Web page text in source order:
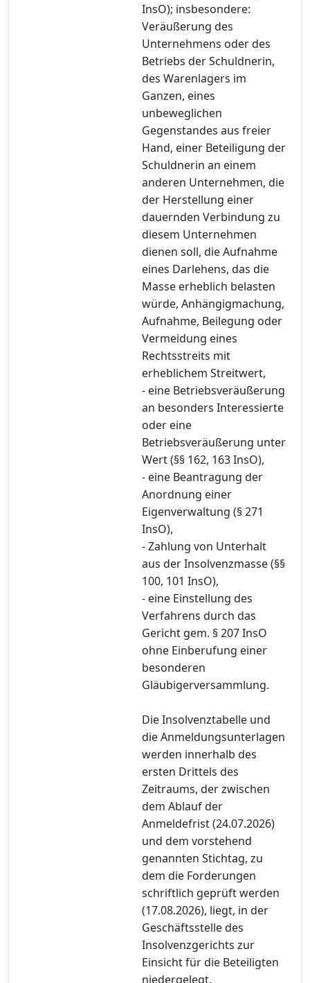
InsO); insbesondere:
Veräußerung des
Unternehmens oder des
Betriebs der Schuldnerin,
des Warenlagers im
Ganzen, eines
unbeweglichen
Gegenstandes aus freier
Hand, einer Beteiligung der
Schuldnerin an einem
anderen Unternehmen, die
der Herstellung einer
dauernden Verbindung zu
diesem Unternehmen
dienen soll, die Aufnahme
eines Darlehens, das die
Masse erheblich belasten
würde, Anhängigmachung,
Aufnahme, Beilegung oder
Vermeidung eines
Rechtsstreits mit
erheblichem Streitwert,
- eine Betriebsveräußerung
an besonders Interessierte
oder eine
Betriebsveräußerung unter
Wert (§§ 162, 163 InsO),
- eine Beantragung der
Anordnung einer
Eigenverwaltung (§ 271
InsO),
- Zahlung von Unterhalt
aus der Insolvenzmasse (§§
100, 101 InsO),
- eine Einstellung des
Verfahrens durch das
Gericht gem. § 207 InsO
ohne Einberufung einer
besonderen
Gläubigerversammlung.
Die Insolvenztabelle und
die Anmeldungsunterlagen
werden innerhalb des
ersten Drittels des
Zeitraums, der zwischen
dem Ablauf der
Anmeldefrist (24.07.2026)
und dem vorstehend
genannten Stichtag, zu
dem die Forderungen
schriftlich geprüft werden
(17.08.2026), liegt, in der
Geschäftsstelle des
Insolvenzgerichts zur
Einsicht für die Beteiligten
niedergelegt.